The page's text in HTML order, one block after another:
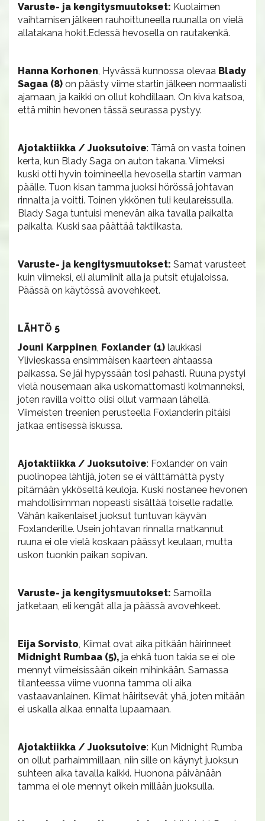
Varuste- ja kengitysmuutokset: Kuolaimen
vaihtamisen jälkeen rauhoittuneella ruunalla on vielä
allatakana hokit.Edessä hevosella on rautakenkä.
Hanna Korhonen, Hyvässä kunnossa olevaa Blady
Sagaa (8) on päästy viime startin jälkeen normaalisti
ajamaan, ja kaikki on ollut kohdillaan. On kiva katsoa,
että mihin hevonen tässä seurassa pystyy.
Ajotaktiikka / Juoksutoive: Tämä on vasta toinen
kerta, kun Blady Saga on auton takana. Viimeksi
kuski otti hyvin toimineella hevosella startin varman
päälle. Tuon kisan tamma juoksi hörössä johtavan
rinnalta ja voitti. Toinen ykkönen tuli keulareissulla.
Blady Saga tuntuisi menevän aika tavalla paikalta
paikalta. Kuski saa päättää taktiikasta.
Varuste- ja kengitysmuutokset: Samat varusteet
kuin viimeksi, eli alumiinit alla ja putsit etujaloissa.
Päässä on käytössä avovehkeet.
LÄHTÖ 5
Jouni Karppinen, Foxlander (1) laukkasi
Ylivieskassa ensimmäisen kaarteen ahtaassa
paikassa. Se jäi hypyssään tosi pahasti. Ruuna pystyi
vielä nousemaan aika uskomattomasti kolmanneksi,
joten ravilla voitto olisi ollut varmaan lähellä.
Viimeisten treenien perusteella Foxlanderin pitäisi
jatkaa entisessä iskussa.
Ajotaktiikka / Juoksutoive: Foxlander on vain
puolinopea lähtijä, joten se ei välttämättä pysty
pitämään ykköseltä keuloja. Kuski nostanee hevonen
mahdollisimman nopeasti sisältää toiselle radalle.
Vähän kaikenlaiset juoksut tuntuvan käyvän
Foxlanderille. Usein johtavan rinnalla matkannut
ruuna ei ole vielä koskaan päässyt keulaan, mutta
uskon tuonkin paikan sopivan.
Varuste- ja kengitysmuutokset: Samoilla
jatketaan, eli kengät alla ja päässä avovehkeet.
Eija Sorvisto, Kiimat ovat aika pitkään häirinneet
Midnight Rumbaa (5), ja ehkä tuon takia se ei ole
mennyt viimeisissään oikein mihinkään. Samassa
tilanteessa viime vuonna tamma oli aika
vastaavanlainen. Kiimat häiritsevät yhä, joten mitään
ei uskalla alkaa ennalta lupaamaan.
Ajotaktiikka / Juoksutoive: Kun Midnight Rumba
on ollut parhaimmillaan, niin sille on käynyt juoksun
suhteen aika tavalla kaikki. Huonona päivänään
tamma ei ole mennyt oikein millään juoksulla.